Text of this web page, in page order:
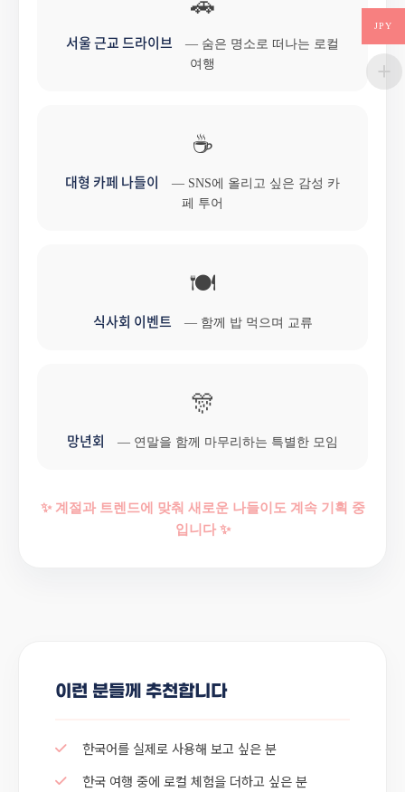
서울 근교 드라이브
— 숨은 명소로 떠나는 로컬
여행
☕
대형 카페 나들이
— SNS에 올리고 싶은 감성 카
페 투어
🍽️
식사회 이벤트 — 함께 밥 먹으며 교류
🎊
망년회 — 연말을 함께 마무리하는 특별한 모임
✨ 계절과 트렌드에 맞춰 새로운 나들이도 계속 기획 중
입니다 ✨
이런 분들께 추천합니다
한국어를 실제로 사용해 보고 싶은 분
한국 여행 중에 로컬 체험을 더하고 싶은 분
JPY